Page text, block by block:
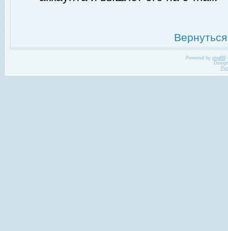
Powered by phpBB